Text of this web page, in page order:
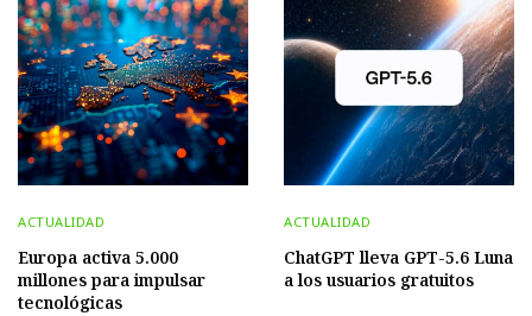
ACTUALIDAD
Europa activa 5.000
millones para impulsar
tecnológicas
ACTUALIDAD
ChatGPT lleva GPT-5.6 Luna
a los usuarios gratuitos